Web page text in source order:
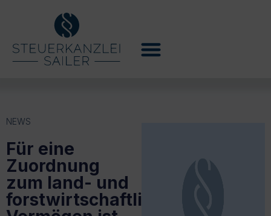
NEWS
Für eine
Zuordnung
zum land- und
forstwirtschaftlichen